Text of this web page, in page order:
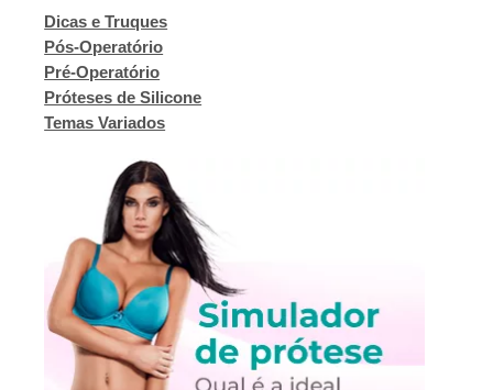
Dicas e Truques
Pós-Operatório
Pré-Operatório
Próteses de Silicone
Temas Variados